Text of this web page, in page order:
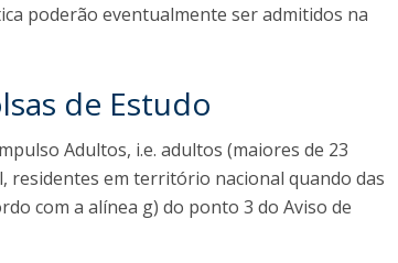
poderão eventualmente ser admitidos na
de Estudo
Adultos, i.e. adultos (maiores de 23
residentes em território nacional quando das
com a alínea g) do ponto 3 do Aviso de